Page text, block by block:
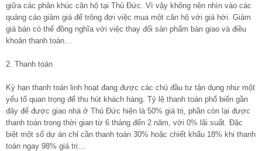
giữa các phân khúc căn hộ tại Thủ Đức. Vì vậy không nên nhìn vào các
quảng cáo giảm giá để trông đợi việc mua một căn hộ với giá hời. Giảm
giá bán có thể đồng nghĩa với việc thay đổi sản phẩm bàn giao và điều
khoản thanh toán…
2. Thanh toán
Kỳ hạn thanh toán linh hoạt đang được các chủ đầu tư tận dụng như một
yếu tố quan trọng để thu hút khách hàng. Tỷ lệ thanh toán phổ biến gần
đây để được giao nhà ở Thủ Đức hiện là 50% giá trị, phần còn lại được
thanh toán trong thời gian từ 6 tháng đến 2 năm, với 0% lãi suất. Đặc
biệt một số dự án chỉ cần thanh toán 30% hoặc chiết khấu 18% khi thanh
toán ngay 98% giá trị…